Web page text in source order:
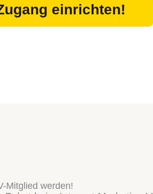
einrichten!
Mitglied werden!